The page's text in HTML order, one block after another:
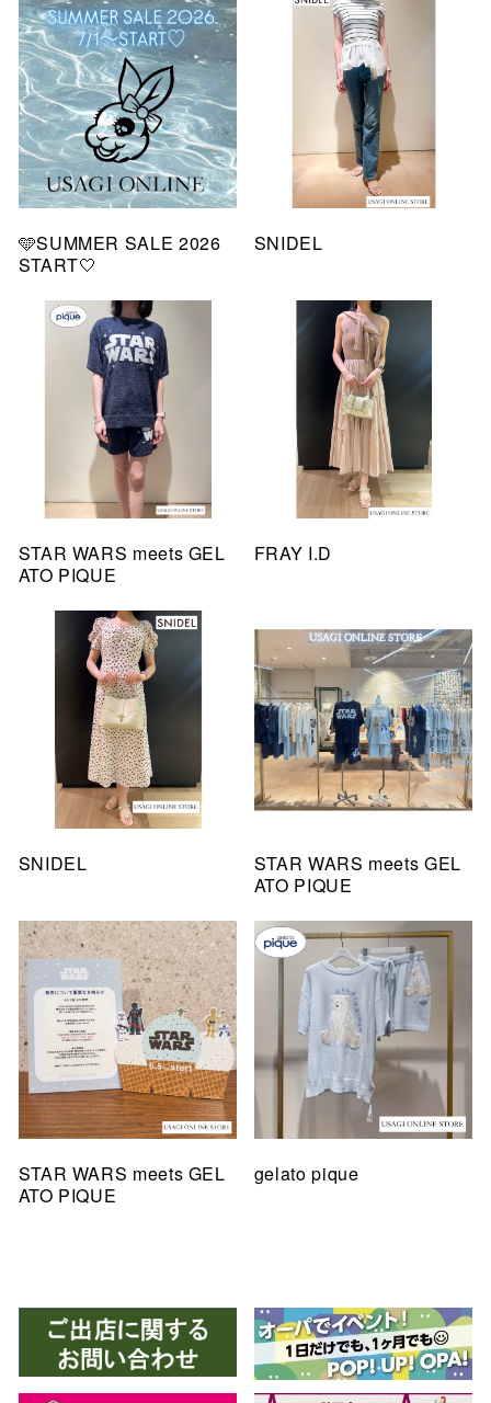
🩵SUMMER SALE 2026
START🤍
SNIDEL
STAR WARS meets GEL
ATO PIQUE
FRAY I.D
SNIDEL
STAR WARS meets GEL
ATO PIQUE
STAR WARS meets GEL
ATO PIQUE
gelato pique